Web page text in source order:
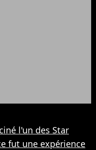
l'un des Star
fut une expérience